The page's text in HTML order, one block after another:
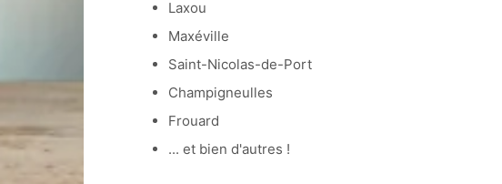
Laxou
Maxéville
Saint-Nicolas-de-Port
Champigneulles
Frouard
... et bien d'autres !